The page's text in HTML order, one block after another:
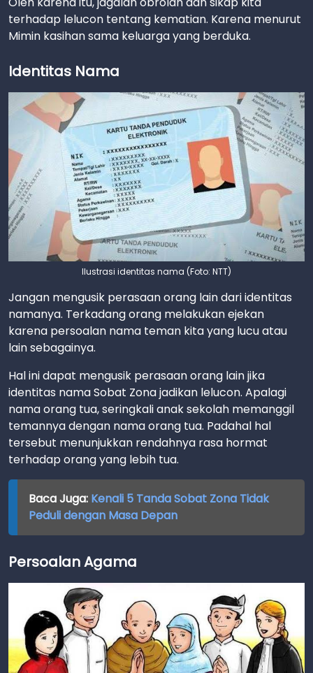
terhadap lelucon tentang kematian. Karena menurut
Mimin kasihan sama keluarga yang berduka.
Identitas Nama
Ilustrasi identitas nama (Foto: NTT)
Jangan mengusik perasaan orang lain dari identitas
namanya. Terkadang orang melakukan ejekan
karena persoalan nama teman kita yang lucu atau
lain sebagainya.
Hal ini dapat mengusik perasaan orang lain jika
identitas nama Sobat Zona jadikan lelucon. Apalagi
nama orang tua, seringkali anak sekolah memanggil
temannya dengan nama orang tua. Padahal hal
tersebut menunjukkan rendahnya rasa hormat
terhadap orang yang lebih tua.
Baca Juga: Kenali 5 Tanda Sobat Zona Tidak
Peduli dengan Masa Depan
Persoalan Agama